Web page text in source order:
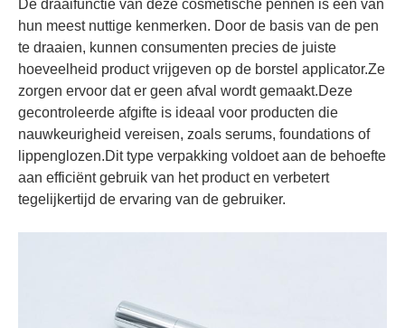
De draaifunctie van deze cosmetische pennen is een van
hun meest nuttige kenmerken. Door de basis van de pen
te draaien, kunnen consumenten precies de juiste
hoeveelheid product vrijgeven op de borstel applicator.Ze
zorgen ervoor dat er geen afval wordt gemaakt.Deze
gecontroleerde afgifte is ideaal voor producten die
nauwkeurigheid vereisen, zoals serums, foundations of
lippenglozen.Dit type verpakking voldoet aan de behoefte
aan efficiënt gebruik van het product en verbetert
tegelijkertijd de ervaring van de gebruiker.